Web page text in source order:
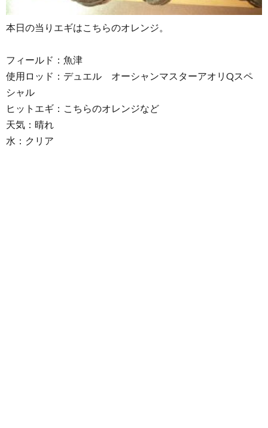
本日の当りエギはこちらのオレンジ。
フィールド：魚津
使用ロッド：デュエル オーシャンマスターアオリQスペ
シャル
ヒットエギ：こちらのオレンジなど
天気：晴れ
水：クリア